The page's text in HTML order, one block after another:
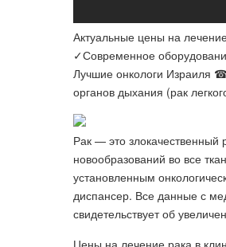
Актуальные цены на
✓Современное
Лучшие онкологи Израиля ☎
органов дыхания (​рак
Рак — это злокачественный
новообразований во все
установленным
диспансер. Все данные с
свидетельствует об
Цены на лечение рака в